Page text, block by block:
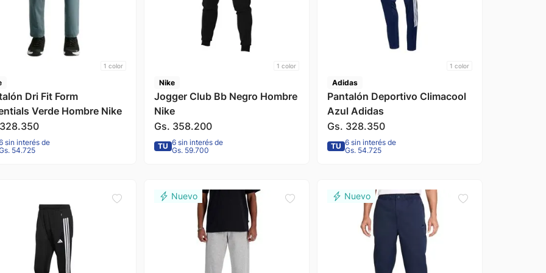
1 color
Dri Fit Form
Verde Hombre Nike
328.350
sin interés de
54.725
1 color
Nike
Jogger Club Bb Negro Hombre
Nike
Gs. 358.200
TU 6 sin interés de
Gs. 59.700
1 color
Adidas
Pantalón Deportivo Climacool
Azul Adidas
Gs. 328.350
TU 6 sin interés de
Gs. 54.725